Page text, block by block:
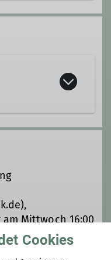
262
Mittwoch 16:00
Cookies